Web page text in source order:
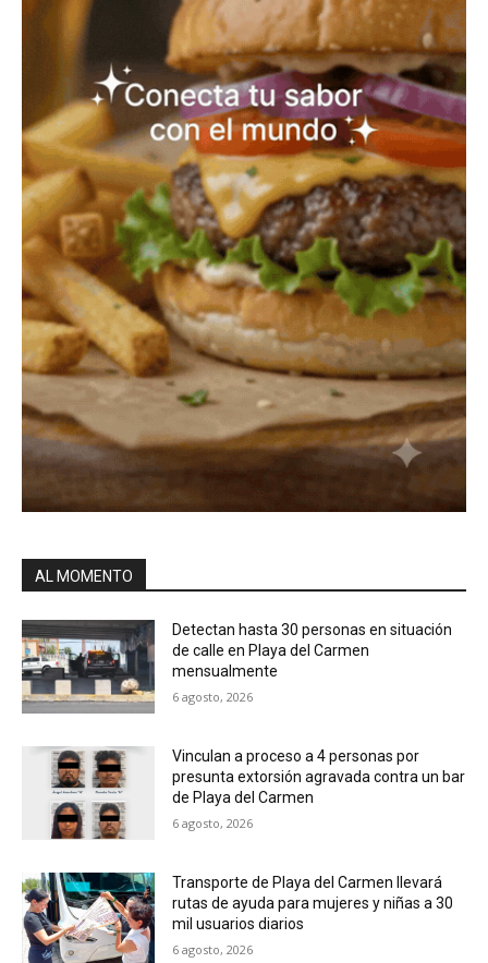
AL MOMENTO
Detectan hasta 30 personas en situación
de calle en Playa del Carmen
mensualmente
6 agosto, 2026
Vinculan a proceso a 4 personas por
presunta extorsión agravada contra un bar
de Playa del Carmen
6 agosto, 2026
Transporte de Playa del Carmen llevará
rutas de ayuda para mujeres y niñas a 30
mil usuarios diarios
6 agosto, 2026